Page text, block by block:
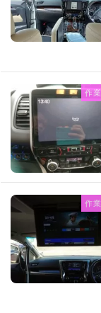
作
作